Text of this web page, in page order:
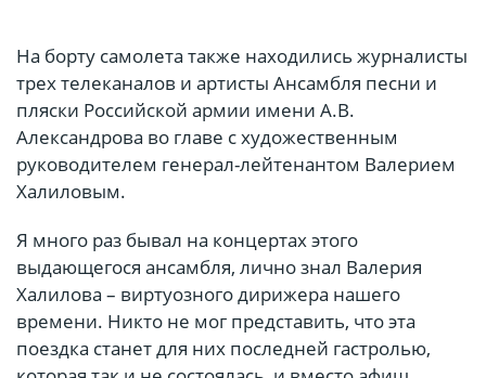
На борту самолета также находились журналисты
трех телеканалов и артисты Ансамбля песни и
пляски Российской армии имени А.В.
Александрова во главе с художественным
руководителем генерал-лейтенантом Валерием
Халиловым.
Я много раз бывал на концертах этого
выдающегося ансамбля, лично знал Валерия
Халилова – виртуозного дирижера нашего
времени. Никто не мог представить, что эта
поездка станет для них последней гастролью,